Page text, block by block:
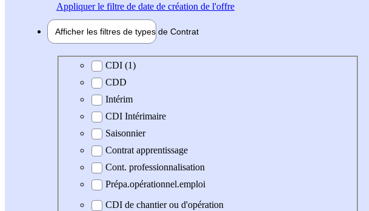
Appliquerle filtre de date de création de l'offre
Afficher les filtres de types de Contrat
Type de contrat
CDI (1)
CDD
Intérim
CDI Intérimaire
Saisonnier
Contrat apprentissage
Cont. professionnalisation
Prépa.opérationnel.emploi
CDI de chantier ou d'opération